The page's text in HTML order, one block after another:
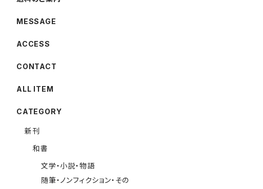
MESSAGE
ACCESS
CONTACT
ALL ITEM
CATEGORY
新刊
和書
文学・小説・物語
随筆・ノンフィクション・その